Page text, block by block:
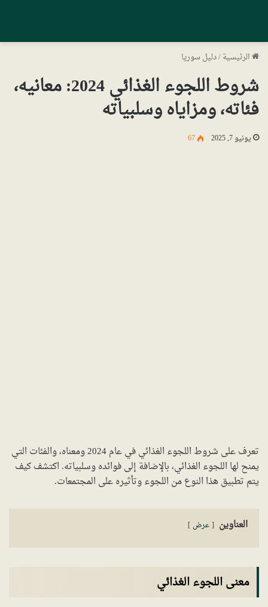
الرئيسية/دليل سوريا
شروط اللجوء الغذائي 2024: معانيه،
فئاته، ومزاياه وسلبياته
يونيو 7, 2025 67
تعرف على شروط اللجوء الغذائي في عام 2024 ومعناه، والفئات التي
يمنح لها اللجوء الغذائي، بالإضافة إلى فوائده وسلبياته. اكتشف كيف
يتم تطبيق هذا النوع من اللجوء وتأثيره على المجتمعات.
العناوين عرض
معنى اللجوء الغذائي